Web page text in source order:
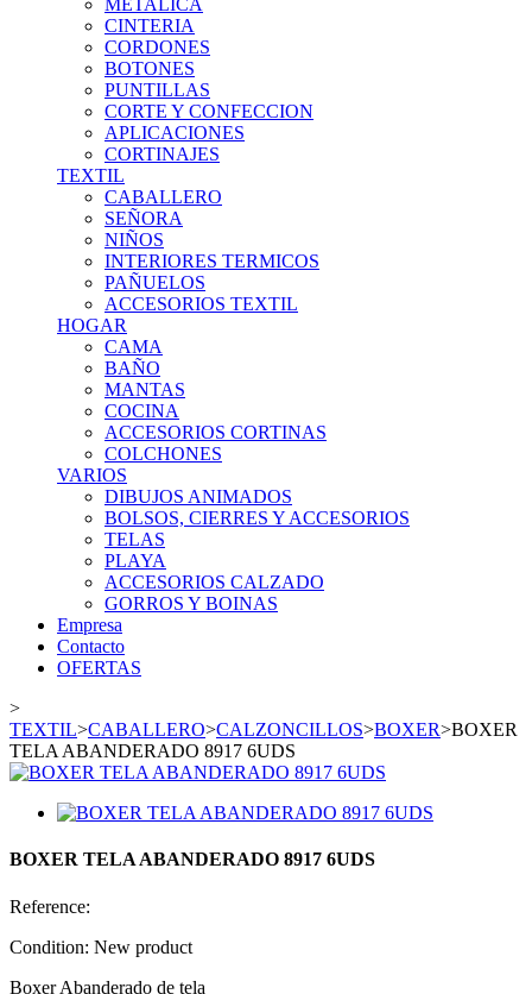
METALICA
CINTERIA
CORDONES
BOTONES
PUNTILLAS
CORTE Y CONFECCION
APLICACIONES
CORTINAJES
TEXTIL
CABALLERO
SEÑORA
NIÑOS
INTERIORES TERMICOS
PAÑUELOS
ACCESORIOS TEXTIL
HOGAR
CAMA
BAÑO
MANTAS
COCINA
ACCESORIOS CORTINAS
COLCHONES
VARIOS
DIBUJOS ANIMADOS
BOLSOS, CIERRES Y ACCESORIOS
TELAS
PLAYA
ACCESORIOS CALZADO
GORROS Y BOINAS
Empresa
Contacto
OFERTAS
>
TEXTIL>CABALLERO>CALZONCILLOS>BOXER>BOXER
TELA ABANDERADO 8917 6UDS
BOXER TELA ABANDERADO 8917 6UDS
Reference:
Condition: New product
Boxer Abanderado de tela